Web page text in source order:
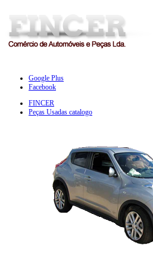
Google Plus
Facebook
FINCER
Peças Usadas catalogo